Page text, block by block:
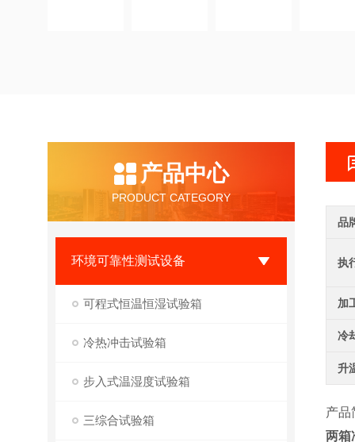
产品中心
PRODUCT CATEGORY
环境可靠性测试设备
可程式恒温恒湿试验箱
冷热冲击试验箱
步入式温湿度试验箱
三综合试验箱
品
执
加
冷
升
产品
两箱